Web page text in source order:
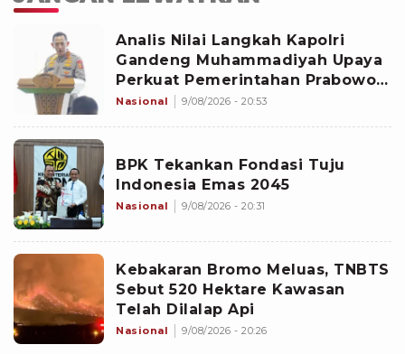
Analis Nilai Langkah Kapolri
Gandeng Muhammadiyah Upaya
Perkuat Pemerintahan Prabowo-
Gibran
Nasional 9/08/2026 - 20:53
BPK Tekankan Fondasi Tuju
Indonesia Emas 2045
Nasional 9/08/2026 - 20:31
Kebakaran Bromo Meluas, TNBTS
Sebut 520 Hektare Kawasan
Telah Dilalap Api
Nasional 9/08/2026 - 20:26